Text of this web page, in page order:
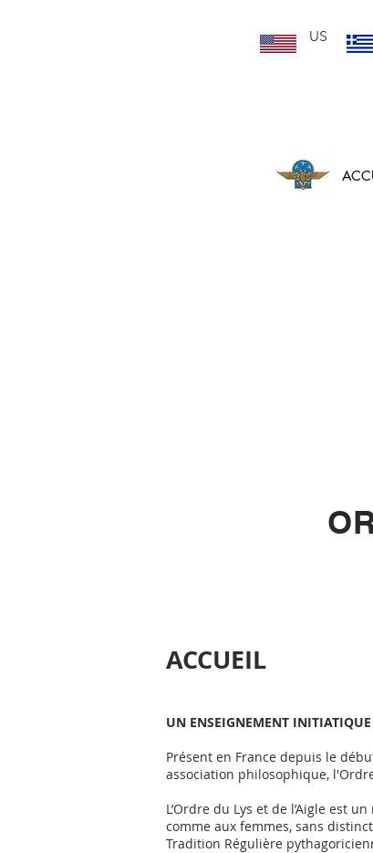
US
O
ACCUEIL
UN ENSEIGNEMENT
Présent en France depuis le
association philosophique,
L’Ordre du Lys et de l’Aigle est
comme aux femmes, sans
Tradition Régulière